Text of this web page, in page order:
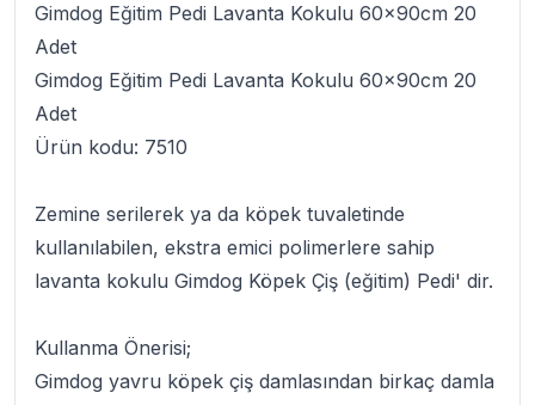
Gimdog Eğitim Pedi Lavanta Kokulu 60x90cm 20
Adet
Gimdog Eğitim Pedi Lavanta Kokulu 60x90cm 20
Adet
Ürün kodu: 7510
Zemine serilerek ya da köpek tuvaletinde
kullanılabilen, ekstra emici polimerlere sahip
lavanta kokulu Gimdog Köpek Çiş (eğitim) Pedi' dir.
Kullanma Önerisi;
Gimdog yavru köpek çiş damlasından birkaç damla